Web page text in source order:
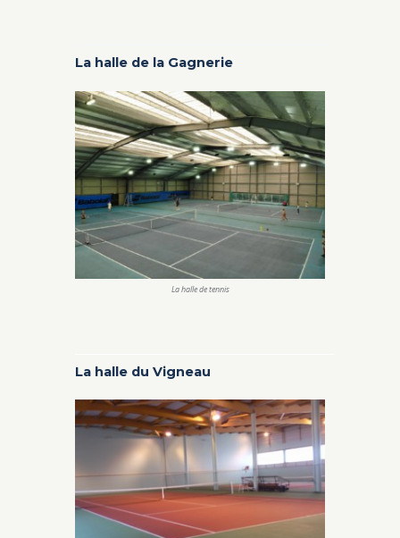
La halle de la Gagnerie
La halle de tennis
La halle du Vigneau